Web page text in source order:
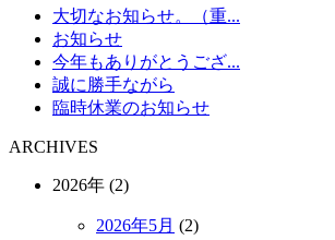
大切なお知らせ。（重...
お知らせ
今年もありがとうござ...
誠に勝手ながら
臨時休業のお知らせ
ARCHIVES
2026年 (2)
2026年5月 (2)